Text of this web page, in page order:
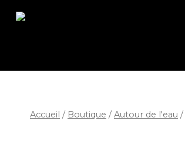
Accueil / Boutique / Autour de l'eau /